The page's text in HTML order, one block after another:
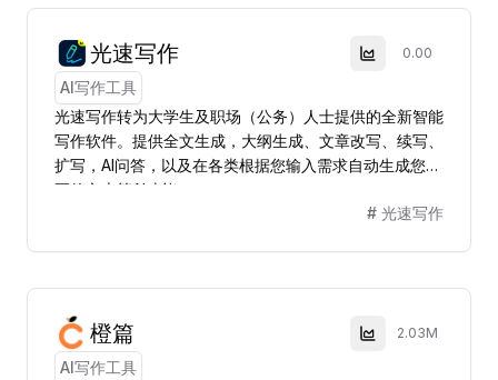
光速写作 0.00
AI写作工具
光速写作转为大学生及职场（公务）人士提供的全新智能
写作软件。提供全文生成，大纲生成、文章改写、续写、
扩写，AI问答，以及在各类根据您输入需求自动生成您需
要的文本等AI功能。
# 光速写作
橙篇 2.03M
AI写作工具